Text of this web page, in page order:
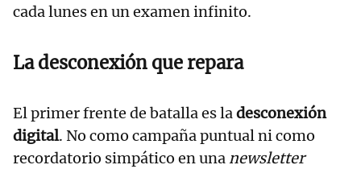
cada lunes en un examen infinito.
La desconexión que repara
El primer frente de batalla es ladesconexión
digital. No como campaña puntual ni como
recordatorio simpático en unanewsletter